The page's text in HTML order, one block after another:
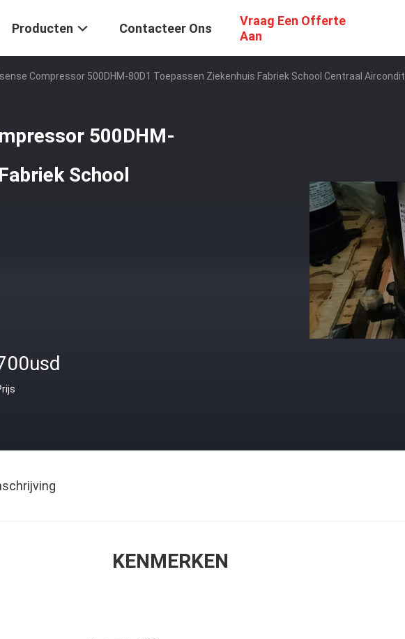
Producten Contacteer Ons
Vraag Een Offerte
Aan
Compressor 500DHM-80D1 Toepassen Ziekenhuis Fabriek School Centraal
500DHM-
School
KENMERKEN